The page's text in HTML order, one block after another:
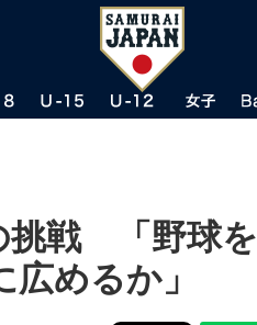
挑戦 「野球を
めるか」